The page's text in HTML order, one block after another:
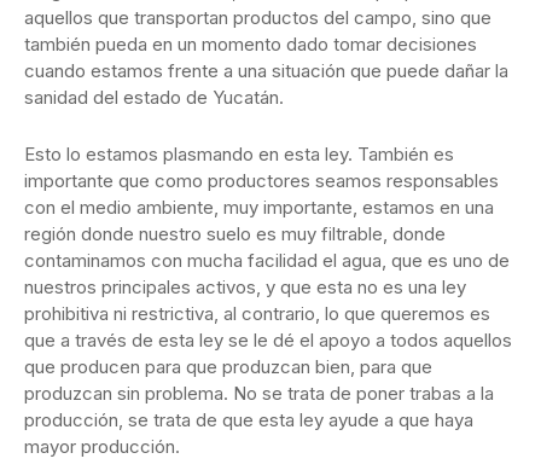
aquellos que transportan productos del campo, sino que
también pueda en un momento dado tomar decisiones
cuando estamos frente a una situación que puede dañar la
sanidad del estado de Yucatán.
Esto lo estamos plasmando en esta ley. También es
importante que como productores seamos responsables
con el medio ambiente, muy importante, estamos en una
región donde nuestro suelo es muy filtrable, donde
contaminamos con mucha facilidad el agua, que es uno de
nuestros principales activos, y que esta no es una ley
prohibitiva ni restrictiva, al contrario, lo que queremos es
que a través de esta ley se le dé el apoyo a todos aquellos
que producen para que produzcan bien, para que
produzcan sin problema. No se trata de poner trabas a la
producción, se trata de que esta ley ayude a que haya
mayor producción.